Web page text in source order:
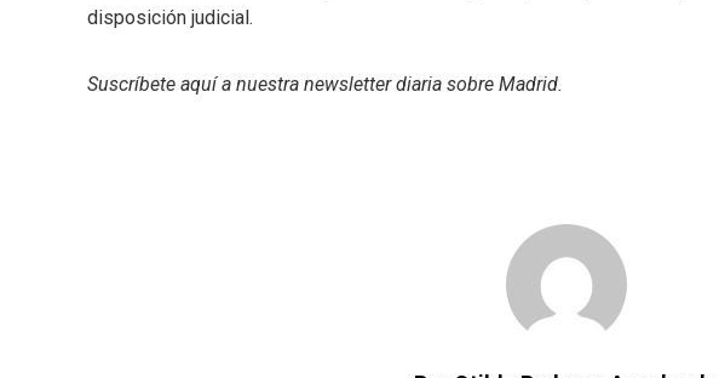
disposición judicial.
Suscríbete aquía nuestra newsletter diaria sobre Madrid.